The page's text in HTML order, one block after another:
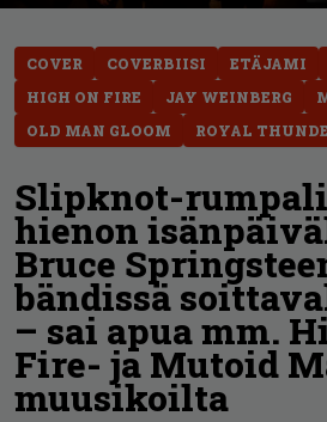
COVER COVERBIISI ETÄJAMI
HIGH ON FIRE
JAY WEINBERG
OLD MAN GLOOM
ROYAL
Slipknot-
hienon
Bruce
bändissä
– sai apua mm.
Fire- ja Mutoid
muusikoilta